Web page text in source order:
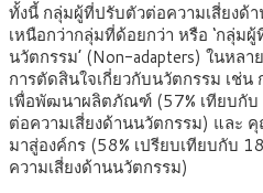
ทั้งนี้ กลุ่มผู้ที่ปรับตัวต่อความเสี่ยงด้
เหนือกว่ากลุ่มที่ด้อยกว่า หรือ ‘กลุ่ม
นวัตกรรม’ (Non-adapters) ในหล
การตัดสินใจเกี่ยวกับนวัตกรรม เช่น
เพื่อพัฒนาผลิตภัณฑ์ (57% เทียบกับ
ต่อความเสี่ยงด้านนวัตกรรม) และ
มาสู่องค์กร (58% เปรียบเทียบกับ
ความเสี่ยงด้านนวัตกรรม)